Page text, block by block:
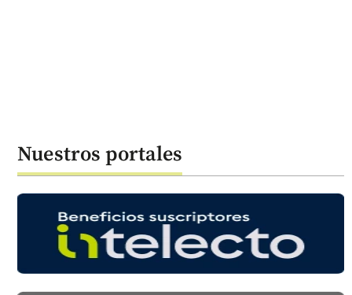
Nuestros portales